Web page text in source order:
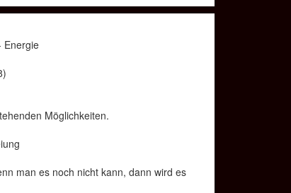
Energie
Möglichkeiten.
man es noch nicht kann, dann wird es
Verbindung mit dem Roten Drachen